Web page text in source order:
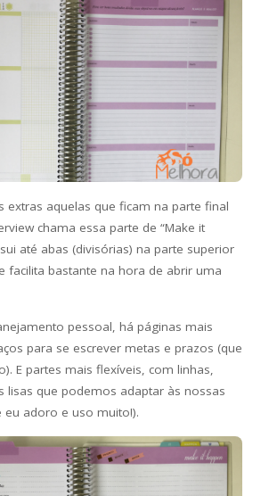
extras aquelas que ficam na parte final
chama essa parte de “Make it
até abas (divisórias) na parte superior
facilita bastante na hora de abrir uma
pessoal, há páginas mais
para se escrever metas e prazos (que
E partes mais flexíveis, com linhas,
lisas que podemos adaptar às nossas
eu adoro e uso muito!).